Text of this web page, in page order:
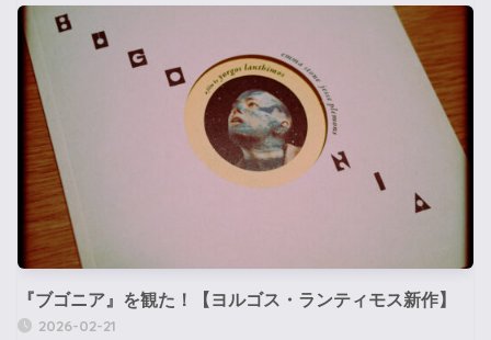
『ブゴニア』を観た！【ヨルゴス・ランティモス新作】
2026-02-21